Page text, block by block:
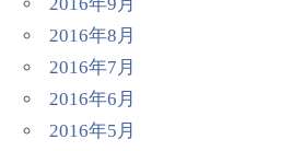
2016年8月
2016年7月
2016年6月
2016年5月